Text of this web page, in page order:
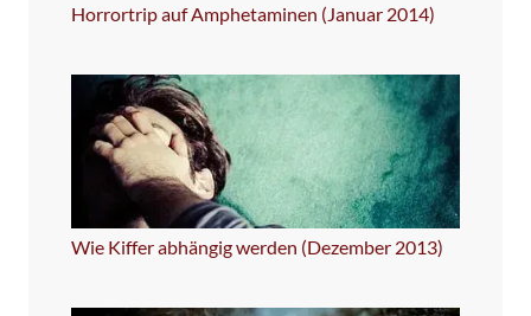
Horrortrip auf Amphetaminen (Januar 2014)
Wie Kiffer abhängig werden (Dezember 2013)